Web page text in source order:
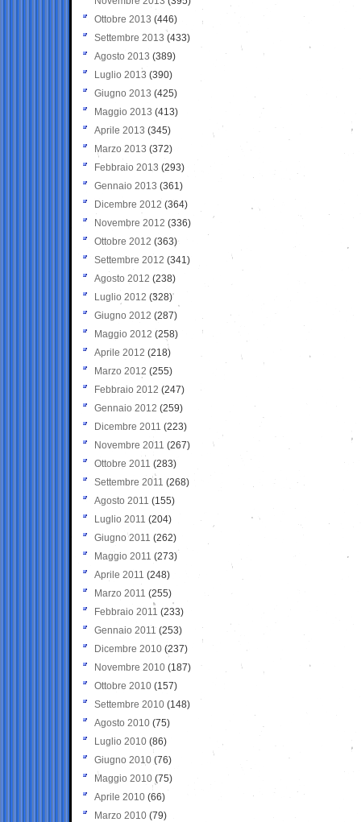
Ottobre 2013 (446)
Settembre 2013 (433)
Agosto 2013 (389)
Luglio 2013 (390)
Giugno 2013 (425)
Maggio 2013 (413)
Aprile 2013 (345)
Marzo 2013 (372)
Febbraio 2013 (293)
Gennaio 2013 (361)
Dicembre 2012 (364)
Novembre 2012 (336)
Ottobre 2012 (363)
Settembre 2012 (341)
Agosto 2012 (238)
Luglio 2012 (328)
Giugno 2012 (287)
Maggio 2012 (258)
Aprile 2012 (218)
Marzo 2012 (255)
Febbraio 2012 (247)
Gennaio 2012 (259)
Dicembre 2011 (223)
Novembre 2011 (267)
Ottobre 2011 (283)
Settembre 2011 (268)
Agosto 2011 (155)
Luglio 2011 (204)
Giugno 2011 (262)
Maggio 2011 (273)
Aprile 2011 (248)
Marzo 2011 (255)
Febbraio 2011 (233)
Gennaio 2011 (253)
Dicembre 2010 (237)
Novembre 2010 (187)
Ottobre 2010 (157)
Settembre 2010 (148)
Agosto 2010 (75)
Luglio 2010 (86)
Giugno 2010 (76)
Maggio 2010 (75)
Aprile 2010 (66)
Marzo 2010 (79)